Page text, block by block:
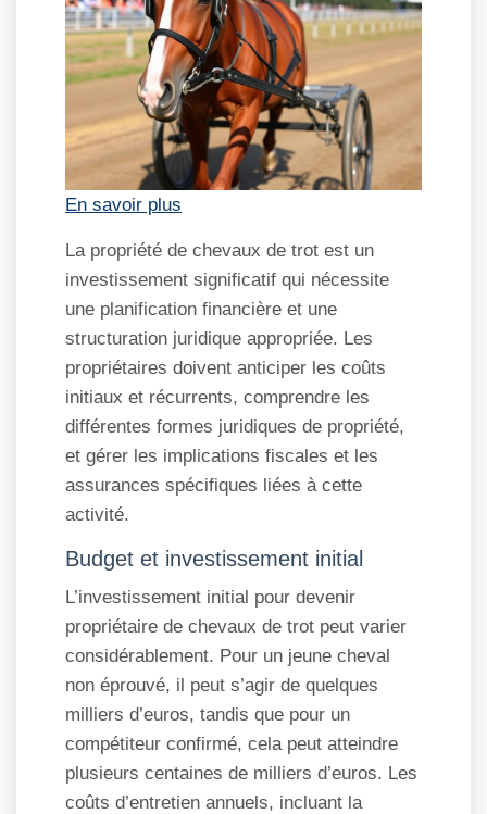
En savoir plus
La propriété de chevaux de trot est un
investissement significatif qui nécessite
une planification financière et une
structuration juridique appropriée. Les
propriétaires doivent anticiper les coûts
initiaux et récurrents, comprendre les
différentes formes juridiques de propriété,
et gérer les implications fiscales et les
assurances spécifiques liées à cette
activité.
Budget et investissement initial
L’investissement initial pour devenir
propriétaire de chevaux de trot peut varier
considérablement. Pour un jeune cheval
non éprouvé, il peut s’agir de quelques
milliers d’euros, tandis que pour un
compétiteur confirmé, cela peut atteindre
plusieurs centaines de milliers d’euros. Les
coûts d’entretien annuels, incluant la